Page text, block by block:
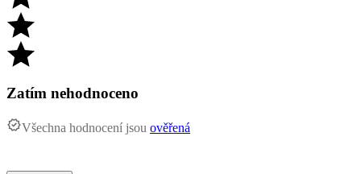
Zatím nehodnoceno
Všechna hodnocení jsou ověřená